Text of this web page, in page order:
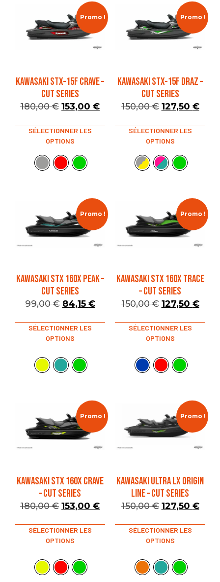
Promo !
KAWASAKI STX-15F CRAVE –
CUT SERIES
180,00€ 153,00 €
SÉLECTIONNER LES
OPTIONS
Promo !
KAWASAKI STX-15F DRAZ –
CUT SERIES
150,00€ 127,50 €
SÉLECTIONNER LES
OPTIONS
Promo !
KAWASAKI STX 160X PEAK –
CUT SERIES
99,00€ 84,15 €
SÉLECTIONNER LES
OPTIONS
Promo !
KAWASAKI STX 160X TRACE
– CUT SERIES
150,00€ 127,50 €
SÉLECTIONNER LES
OPTIONS
Promo !
KAWASAKI STX 160X CRAVE
– CUT SERIES
180,00€ 153,00 €
SÉLECTIONNER LES
OPTIONS
Promo !
KAWASAKI ULTRA LX ORIGIN
LINE – CUT SERIES
150,00€ 127,50 €
SÉLECTIONNER LES
OPTIONS